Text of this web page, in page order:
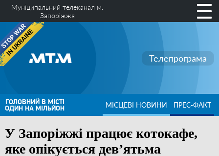
Муніципальний телеканал м.
Запоріжжя
Телепрограма
ГОЛОВНИЙ В МІСТІ
ОДИН НА МІЛЬЙОН МІСЦЕВІ НОВИНИ ПРЕС-ФАКТ
У Запоріжжі працює котокафе,
яке опікується дев’ятьма